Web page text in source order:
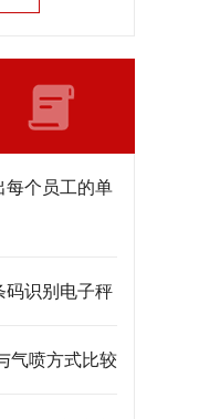
每个员工的单
码识别电子秤
气喷方式比较